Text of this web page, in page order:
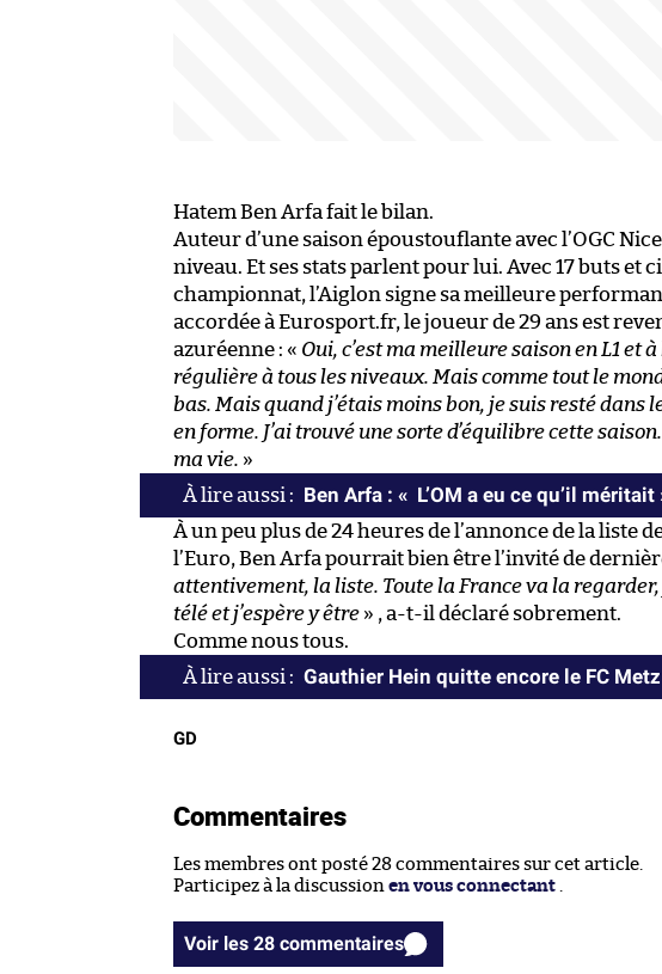
Hatem Ben Arfa fait le bilan.
Auteur d’une saison époustouflante avec l’OGC
niveau. Et ses stats parlent pour lui. Avec 17 buts et
championnat, l’Aiglon signe sa meilleure
accordée à Eurosport.fr, le joueur de 29 ans est
azuréenne : « Oui, c’est ma meilleure saison en L1 et
régulière à tous les niveaux. Mais comme tout le
bas. Mais quand j’étais moins bon, je suis resté dans
en forme. J’ai trouvé une sorte d’équilibre cette
ma vie. »
Ben Arfa : « L’OM a eu ce qu’il méritait
À un peu plus de 24 heures de l’annonce de la liste
l’Euro, Ben Arfa pourrait bien être l’invité de
attentivement, la liste. Toute la France va la
télé et j’espère y être » , a-t-il déclaré sobrement.
Comme nous tous.
Gauthier Hein quitte encore le FC Metz
GD
Commentaires
Les membres ont posté 28 commentaires sur cet article.
Participez à la discussion en vous connectant .
Voir les 28 commentaires